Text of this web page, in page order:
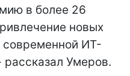
в более 26
новых
современной ИТ-
Умеров.